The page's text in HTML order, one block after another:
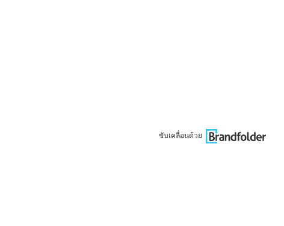
ขับเคลื่อนด้วย